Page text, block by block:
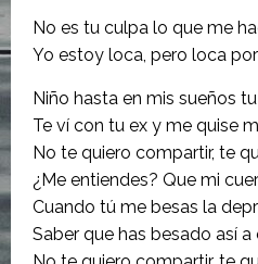
No es tu culpa lo que me
Yo estoy loca, pero loca
Niño hasta en mis sueños
Te ví con tu ex y me quise
No te quiero compartir, te
¿Me entiendes? Que mi
Cuando tú mе besas la
Saber que has besado así a